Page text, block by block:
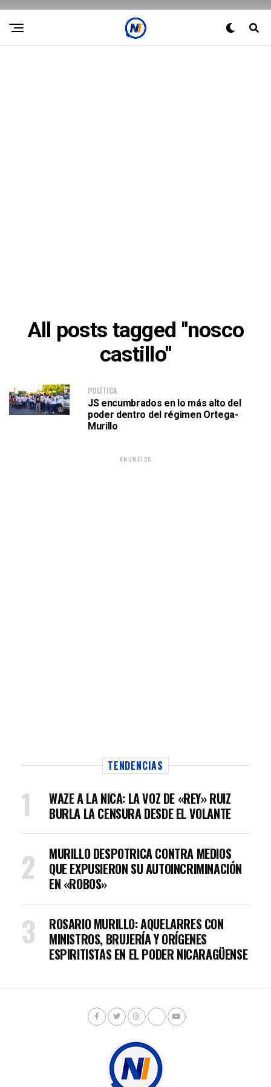
All posts tagged "nosco
castillo"
POLÍTICA
JS encumbrados en lo más alto del
poder dentro del régimen Ortega-
Murillo
ANUNCIOS
TENDENCIAS
WAZE A LA NICA: LA VOZ DE «REY» RUIZ
BURLA LA CENSURA DESDE EL VOLANTE
MURILLO DESPOTRICA CONTRA MEDIOS
QUE EXPUSIERON SU AUTOINCRIMINACIÓN
EN «ROBOS»
ROSARIO MURILLO: AQUELARRES CON
MINISTROS, BRUJERÍA Y ORÍGENES
ESPIRITISTAS EN EL PODER NICARAGÜENSE